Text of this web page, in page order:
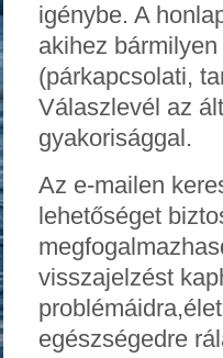
igénybe. A
akihez
(párkapcsolati,
Válaszlevél az
gyakorisággal.
Az e-mailen
lehetőséget
visszajelzést
egészségedre